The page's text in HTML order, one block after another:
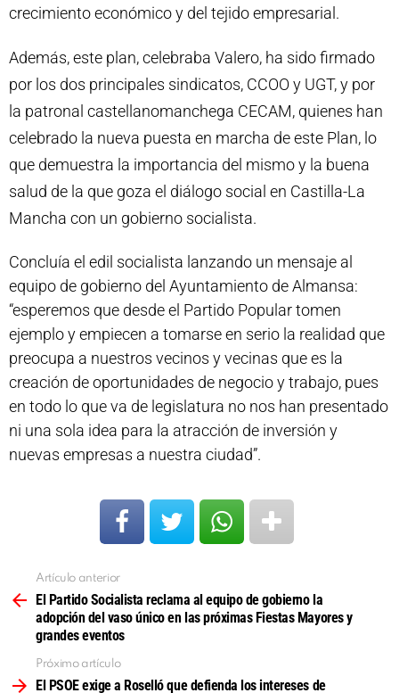
crecimiento económico y del tejido empresarial.
Además, este plan, celebraba Valero, ha sido firmado
por los dos principales sindicatos, CCOO y UGT, y por
la patronal castellanomanchega CECAM, quienes han
celebrado la nueva puesta en marcha de este Plan, lo
que demuestra la importancia del mismo y la buena
salud de la que goza el diálogo social en Castilla-La
Mancha con un gobierno socialista.
Concluía el edil socialista lanzando un mensaje al
equipo de gobierno del Ayuntamiento de Almansa:
“esperemos que desde el Partido Popular tomen
ejemplo y empiecen a tomarse en serio la realidad que
preocupa a nuestros vecinos y vecinas que es la
creación de oportunidades de negocio y trabajo, pues
en todo lo que va de legislatura no nos han presentado
ni una sola idea para la atracción de inversión y
nuevas empresas a nuestra ciudad”.
más
Artículo anterior
El Partido Socialista reclama al equipo de gobierno la
adopción del vaso único en las próximas Fiestas Mayores y
grandes eventos
Próximo artículo
El PSOE exige a Roselló que defienda los intereses de